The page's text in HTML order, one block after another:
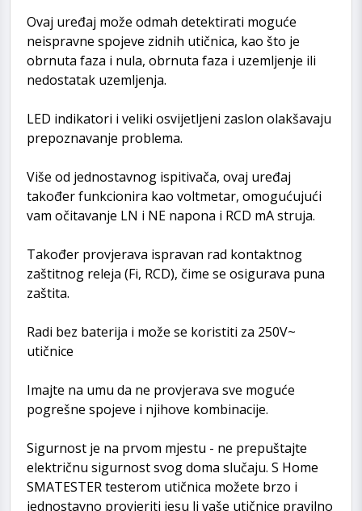
Ovaj uređaj može odmah detektirati moguće
neispravne spojeve zidnih utičnica, kao što je
obrnuta faza i nula, obrnuta faza i uzemljenje ili
nedostatak uzemljenja.
LED indikatori i veliki osvijetljeni zaslon olakšavaju
prepoznavanje problema.
Više od jednostavnog ispitivača, ovaj uređaj
također funkcionira kao voltmetar, omogućujući
vam očitavanje LN i NE napona i RCD mA struja.
Također provjerava ispravan rad kontaktnog
zaštitnog releja (Fi, RCD), čime se osigurava puna
zaštita.
Radi bez baterija i može se koristiti za 250V~
utičnice
Imajte na umu da ne provjerava sve moguće
pogrešne spojeve i njihove kombinacije.
Sigurnost je na prvom mjestu - ne prepuštajte
električnu sigurnost svog doma slučaju. S Home
SMATESTER testerom utičnica možete brzo i
jednostavno provjeriti jesu li vaše utičnice pravilno